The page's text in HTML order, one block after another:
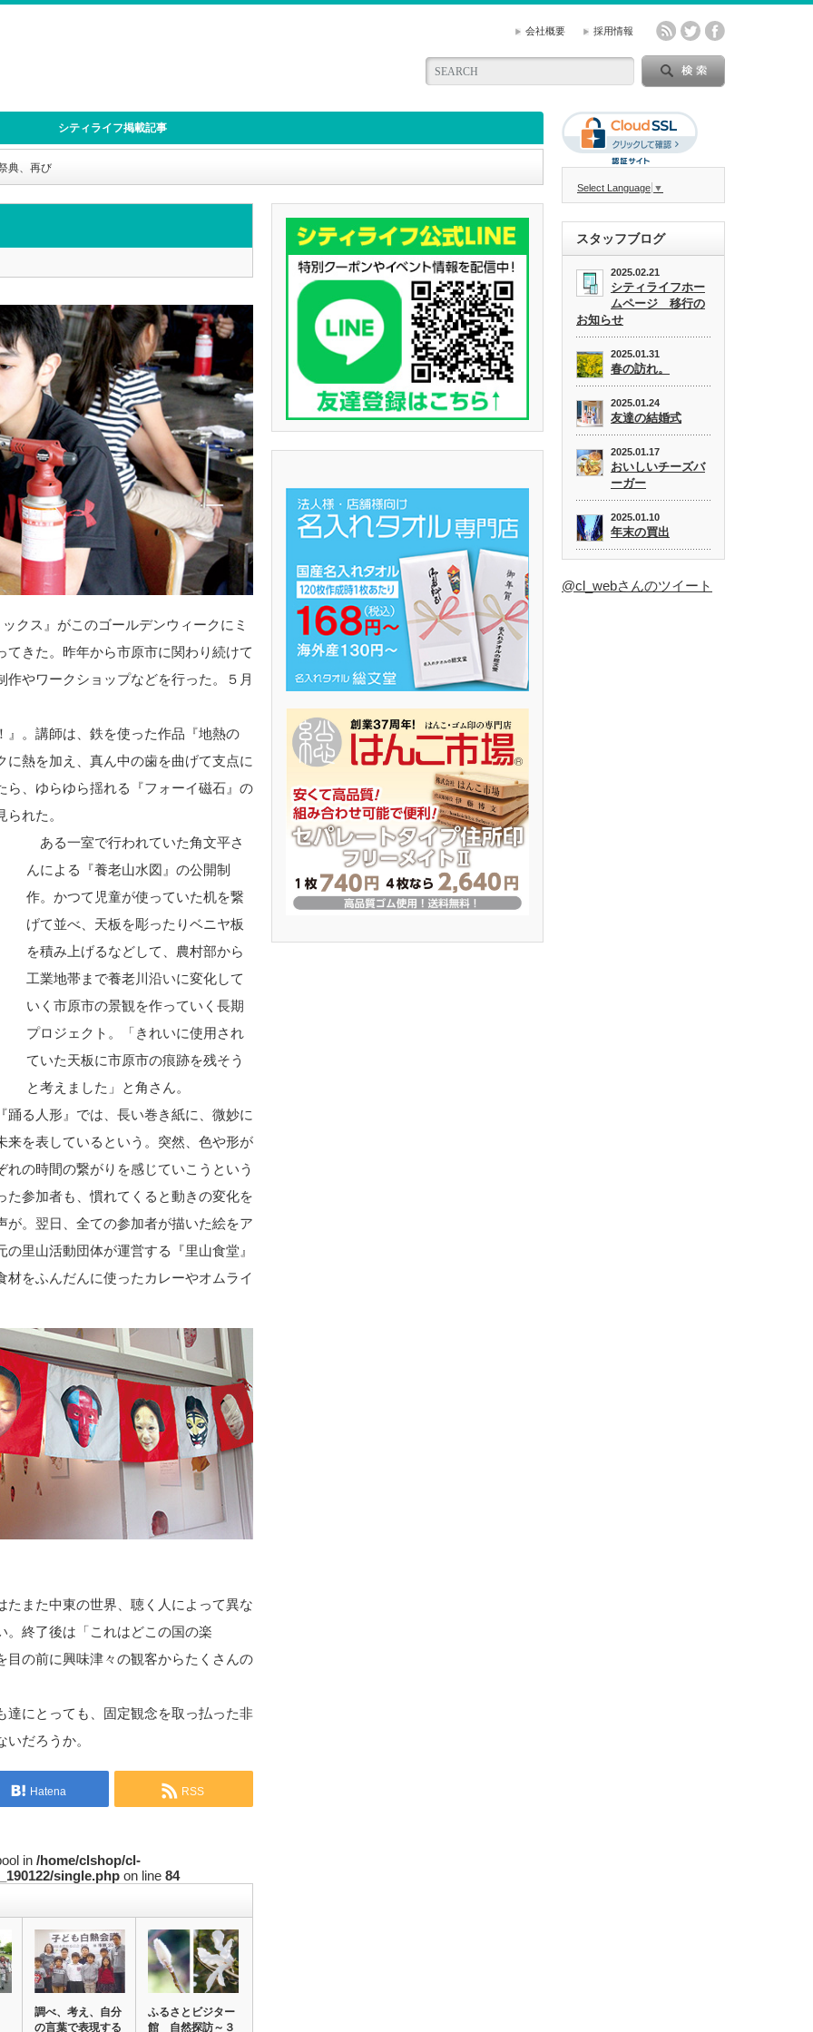
会社概要 採用情報
シティライフ掲載記事
典、再び
ス』がこのゴールデンウィークにミ
きた。昨年から市原市に関わり続けて
やワークショップなどを行った。５月
。講師は、鉄を使った作品『地熱の
熱を加え、真ん中の歯を曲げて支点に
、ゆらゆら揺れる『フォーイ磁石』の
れた。
ある一室で行われていた角文平さ
んによる『養老山水図』の公開制
作。かつて児童が使っていた机を繋
げて並べ、天板を彫ったりベニヤ板
を積み上げるなどして、農村部から
工業地帯まで養老川沿いに変化して
いく市原市の景観を作っていく長期
プロジェクト。「きれいに使用され
ていた天板に市原市の痕跡を残そう
と考えました」と角さん。
る人形』では、長い巻き紙に、微妙に
を表しているという。突然、色や形が
の時間の繋がりを感じていこうという
参加者も、慣れてくると動きの変化を
。翌日、全ての参加者が描いた絵をア
里山活動団体が運営する『里山食堂』
をふんだんに使ったカレーやオムライ
また中東の世界、聴く人によって異な
。終了後は「これはどこの国の楽
の前に興味津々の観客からたくさんの
にとっても、固定観念を取っ払った非
だろうか。
Hatena RSS
in /home/clshop/cl-
single.php on line 84
調べ、考え、自分
の言葉で表現する
ふるさとビジター
館 自然探訪～３
Select Language ▼
スタッフブログ
2025.02.21
シティライフホー
ムページ 移行の
お知らせ
2025.01.31
春の訪れ。
2025.01.24
友達の結婚式
2025.01.17
おいしいチーズバ
ーガー
2025.01.10
年末の買出
@cl_webさんのツイート